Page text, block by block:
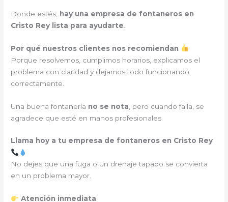
Donde estés,
hay una empresa de fontaneros en
Cristo Rey lista para ayudarte
Por qué nuestros clientes nos recomiendan
Porque resolvemos, cumplimos horarios, explicamos el
problema con claridad y dejamos todo funcionando
correctamente.
Una buena fontanería no se nota , pero cuando falla, se
agradece que esté en manos profesionales.
Llama hoy a tu empresa de fontaneros en Cristo Rey
No dejes que una fuga o un drenaje tapado se convierta
en un problema mayor.
Atención inmediata